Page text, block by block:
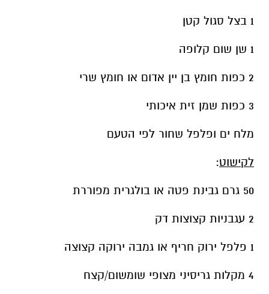
1 בצל סגול קטן
1 שן שום קלופה
2 כפות חומץ בן יין אדום או חומץ שרי
3 כפות שמן זית איכותי
מלח ים ופלפל שחור לפי הטעם
לקישוט:
50 גרם גבינת פטה או בולגרית מפוררת
2 עגבניות קצוצות דק
1 פלפל ירוק חריף או גמבה ירוקה קצוצה
4 מקלות גריסיני מצופי שומשום/קצח